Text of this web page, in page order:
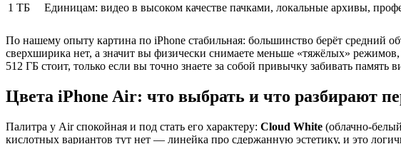
1 ТБ Единицам: видео в высоком качестве пачками, локальные архивы,
По нашему опыту картина по iPhone стабильная: большинство берёт средний
сверхширика нет, а значит вы физически снимаете меньше «тяжёлых»
512 ГБ стоит, только если вы точно знаете за собой привычку забивать
Цвета iPhone Air: что выбрать и что разбирают
Палитра у Air спокойная и под стать его характеру: Cloud White (облачно-
кислотных вариантов тут нет — линейка про сдержанную эстетику, и это